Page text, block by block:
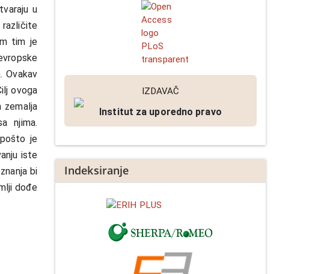
u
različite
tim je
Ovakav
ovoga
njima.
je
iste
bi
dođe
IZDAVAČ
Institut za uporedno pravo
Indeksiranje